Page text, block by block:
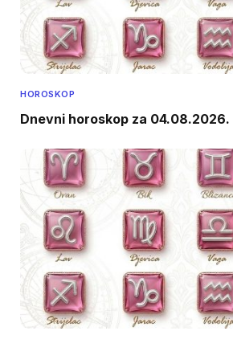
HOROSKOP
Dnevni horoskop za 04.08.2026.